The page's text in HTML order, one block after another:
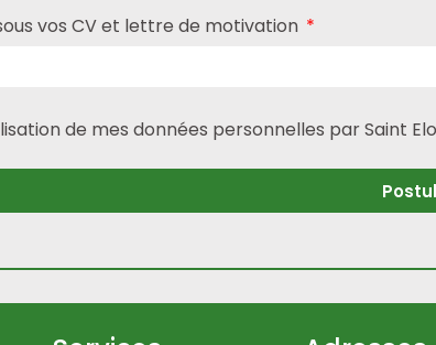
vos CV et lettre de motivation
de mes données personnelles par Saint